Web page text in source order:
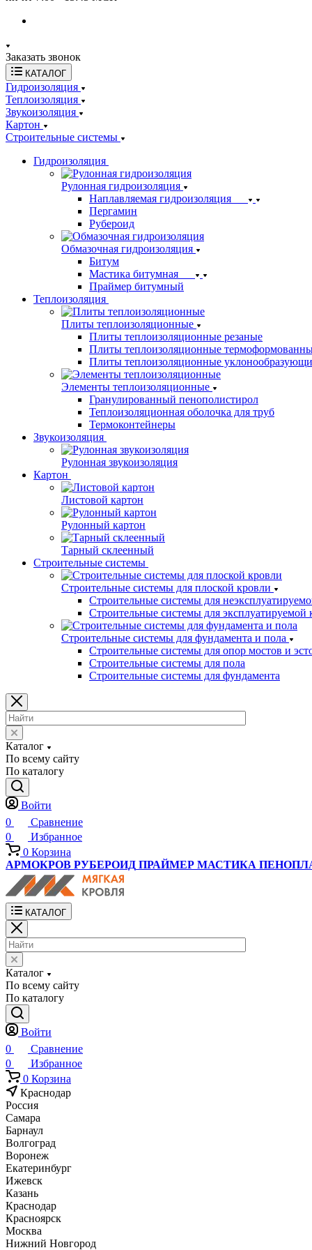
Заказать звонок
КАТАЛОГ
Гидроизоляция
Теплоизоляция
Звукоизоляция
Картон
Строительные системы
Гидроизоляция
Рулонная гидроизоляция
Наплавляемая гидроизоляция
Пергамин
Рубероид
Обмазочная гидроизоляция
Битум
Мастика битумная
Праймер битумный
Теплоизоляция
Плиты теплоизоляционные
Плиты теплоизоляционные резаные
Плиты теплоизоляционные
Плиты теплоизоляционные
Элементы теплоизоляционные
Гранулированный пенополистирол
Теплоизоляционная оболочка для труб
Термоконтейнеры
Звукоизоляция
Рулонная звукоизоляция
Картон
Листовой картон
Рулонный картон
Тарный склеенный
Строительные системы
Строительные системы для плоской кровли
Строительные системы для
Строительные системы для эксплуатируемой
Строительные системы для фундамента и пола
Строительные системы для опор мостов и
Строительные системы для пола
Строительные системы для фундамента
Каталог
По всему сайту
По каталогу
Войти
0
Сравнение
0
Избранное
0 Корзина
АРМОКРОВ РУБЕРОИД ПРАЙМЕР МАСТИКА
КАТАЛОГ
Каталог
По всему сайту
По каталогу
Войти
0
Сравнение
0
Избранное
0 Корзина
Краснодар
Россия
Самара
Барнаул
Волгоград
Воронеж
Екатеринбург
Ижевск
Казань
Краснодар
Красноярск
Москва
Нижний Новгород